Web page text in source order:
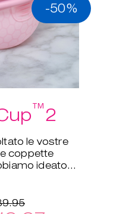
-50%
™2
le vostre
coppette
ideato